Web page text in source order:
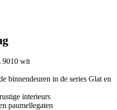
9010 wit
binnendeuren in de series Glat en
interieurs
paumellegaten